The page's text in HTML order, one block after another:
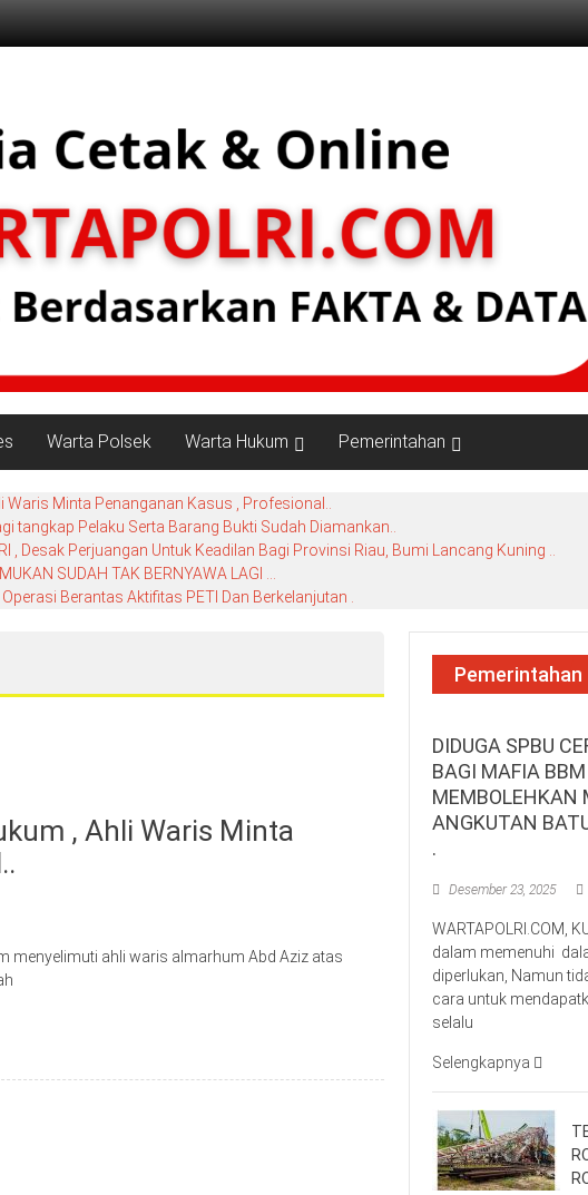
Warta Polsek Warta Hukum Pemerintahan
Waris Minta Penanganan Kasus , Profesional..
tangkap Pelaku Serta Barang Bukti Sudah Diamankan..
, Desak Perjuangan Untuk Keadilan Bagi Provinsi Riau, Bumi Lancang Kuning ..
SUDAH TAK BERNYAWA LAGI …
Berantas Aktifitas PETI Dan Berkelanjutan .
, Ahli Waris Minta
menyelimuti ahli waris almarhum Abd Aziz atas
Pemerintahan
DIDUGA SPBU
BAGI MAFIA
MEMBOLEHKAN
ANGKUTAN
.
Desember 23, 2025
WARTAPOLRI.COM,
dalam memenuhi
diperlukan, Namun
cara untuk
selalu
Selengkapnya